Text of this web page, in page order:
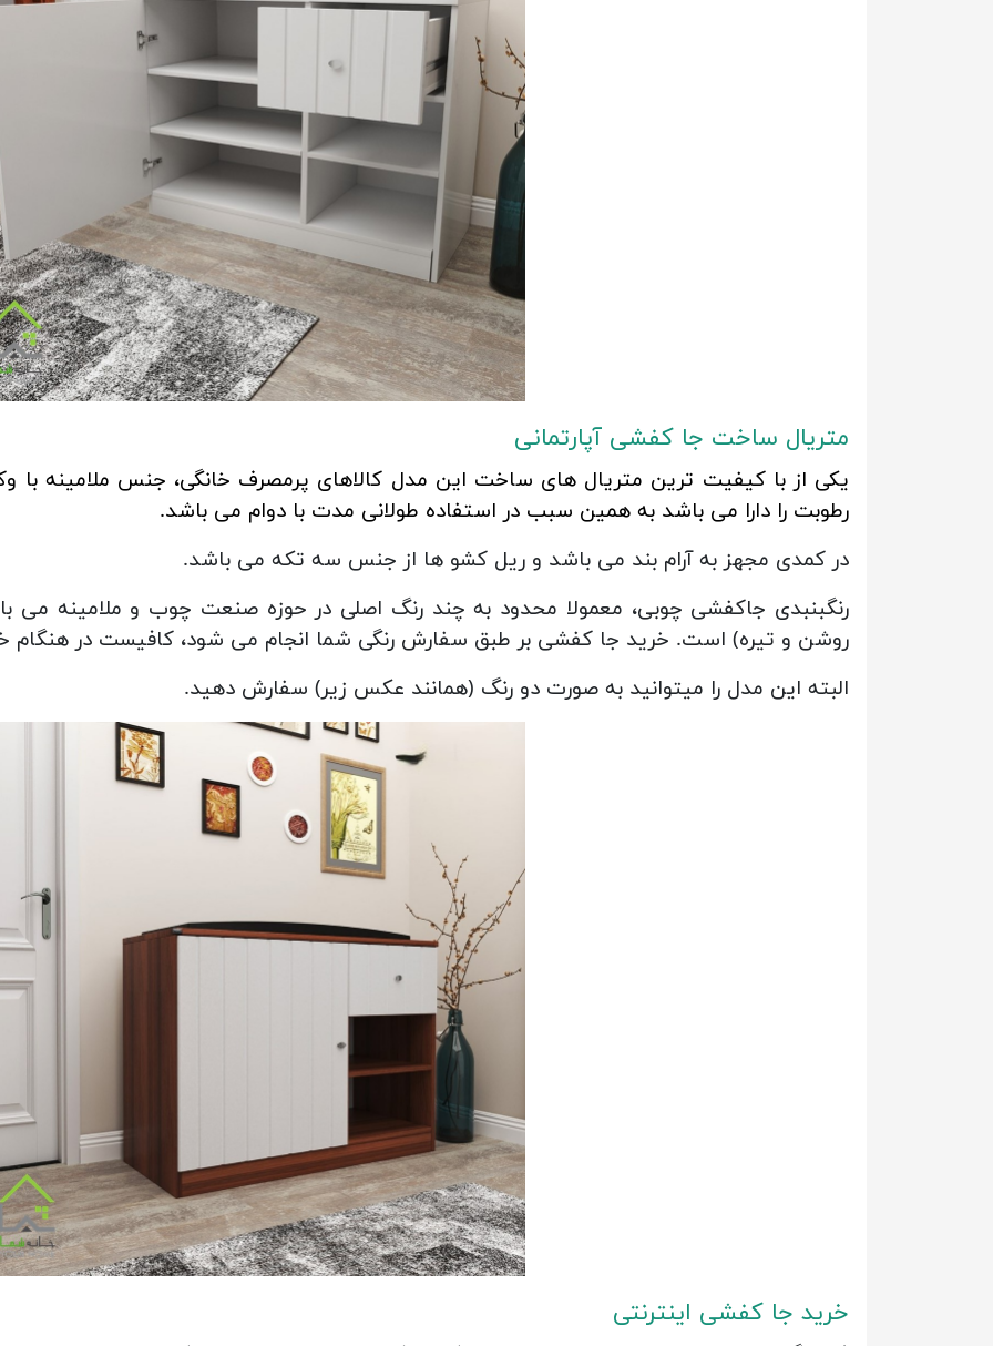
متریال ساخت جا کفشی آپارتمانی
یکی از با کیفیت ترین متریال های ساخت این مدل کالاهای پرمصرف خانگی، جنس ملامینه با
رطوبت را دارا می باشد به همین سبب در استفاده طولانی مدت با دوام می باشد.
در کمدی مجهز به آرام بند می باشد و ریل کشو ها از جنس سه تکه می باشد.
رنگبنبدی جاکفشی چوبی، معمولا محدود به چند رنگ اصلی در حوزه صنعت چوب و ملامینه
روشن و تیره) است. خرید جا کفشی بر طبق سفارش رنگی شما انجام می شود، کافیست در هنگام
البته این مدل را میتوانید به صورت دو رنگ (همانند عکس زیر) سفارش دهید.
خرید جا کفشی اینترنتی